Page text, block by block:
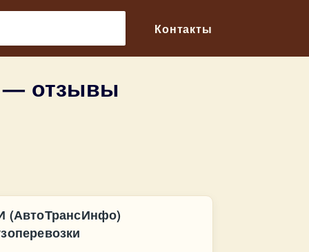
Контакты
— отзывы
(АвтоТрансИнфо)